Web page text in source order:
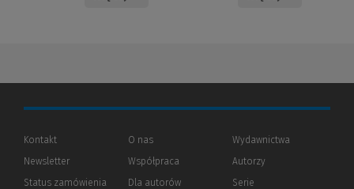
Kontakt
Newsletter
Status zamówienia
O nas
Współpraca
Dla autorów(Nowe
(Link
Wydawnictwa
Autorzy
Serie